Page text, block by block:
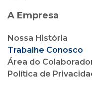
A Empresa
Nossa História
Trabalhe Conosco
Área do
Política de